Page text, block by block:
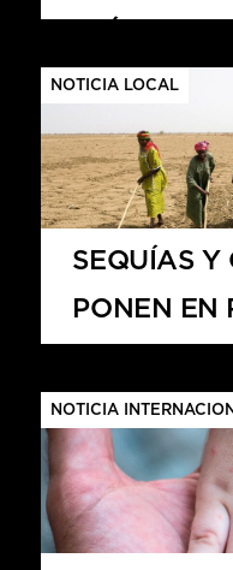
Hits – 96.5 FM
PERDIDA
MUNDIAL.
NOTICIA LOCAL
SEQUÍAS Y
PONEN EN
MAYA DE
NOTICIA